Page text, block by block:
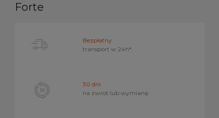
Forte
Bezpłatny
transport w 24h*
30 dni
na zwrot lub wymianę